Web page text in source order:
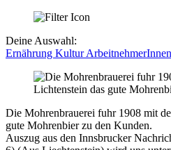
Deine Auswahl:
Ernährung KulturArbeitnehmerInnen
Die Mohrenbrauerei fuhr 1908 mit
gute Mohrenbier zu den Kunden.
Auszug aus den Innsbrucker